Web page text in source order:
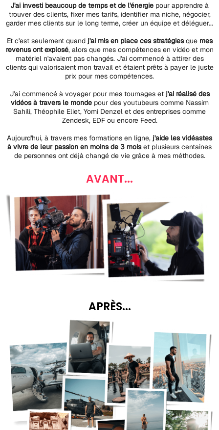
J'ai investi beaucoup de temps et de l'énergie pour apprendre à
trouver des clients, fixer mes tarifs, identifier ma niche, négocier,
garder mes clients sur le long terme, créer un équipe et déléguer...
Et c'est seulement quand j'ai mis en place ces stratégiesque mes
revenus ont explosé, alors que mes compétences en vidéo et mon
matériel n'avaient pas changés. J'ai commencé à attirer des
clients qui valorisaient mon travail et étaient prêts à payer le juste
prix pour mes compétences.
J'ai commencé à voyager pour mes tournages et j'ai réalisé des
vidéos à travers le mondepour des youtubeurs comme Nassim
Sahili, Théophile Eliet, Yomi Denzel et des entreprises comme
Zendesk, EDF ou encore Feed.
Aujourd'hui, à travers mes formations en ligne, j'aide les vidéastes
à vivre de leur passion en moins de 3 moiset plusieurs centaines
de personnes ont déjà changé de vie grâce à mes méthodes.
AVANT...
APRÈS...